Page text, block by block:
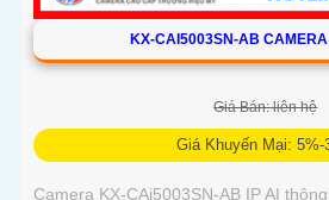
KX-CAI5003SN-AB CAMERA
Giá Bán: liên hệ
Giá Khuyến Mại: 5%-
Camera KX-CAi5003SN-AB IP AI